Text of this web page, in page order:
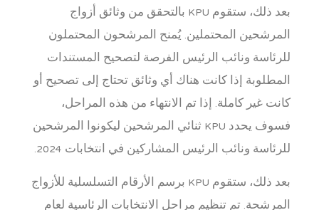
بعد ذلك، ستقوم KPU بالتحقق من وثائق أزواج
المرشحين المحتملين. يُمنح المرشحون المحتملون
للرئاسة ونائب الرئيس الفرصة لتصحيح المستندات
المطلوبة إذا كانت هناك أي وثائق تحتاج إلى تصحيح أو
كانت غير كاملة. إذا تم الانتهاء من هذه المراحل،
فسوف يحدد KPU ثنائي المرشحين ليكونوا المرشحين
للرئاسة ونائب الرئيس المشاركين في انتخابات 2024.
بعد ذلك، ستقوم KPU برسم الأرقام التسلسلية للأزواج